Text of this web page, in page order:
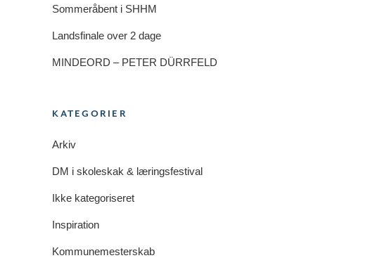
Sommeråbent i SHHM
Landsfinale over 2 dage
MINDEORD – PETER DÜRRFELD
KATEGORIER
Arkiv
DM i skoleskak & læringsfestival
Ikke kategoriseret
Inspiration
Kommunemesterskab